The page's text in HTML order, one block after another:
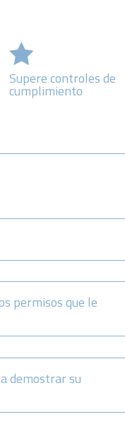

Supere controles de
cumplimiento
permisos que le
demostrar su